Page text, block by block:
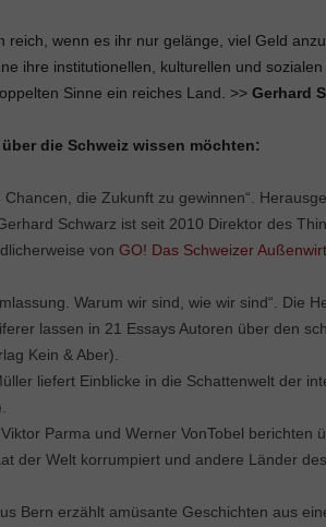
reich, wenn es ihr nur gelänge, viel Geld
ihre institutionellen, kulturellen und
Sinne ein reiches Land. >> Gerhard
die Schweiz wissen möchten:
Chancen, die Zukunft zu gewinnen“.
Schwarz ist seit 2010 Direktor des
von GO! Das Schweizer
Warum wir sind, wie wir sind“. Die
lassen in 21 Essays Autoren über den
Kein & Aber).
liefert Einblicke in die Schattenwelt der
Viktor Parma und Werner VonTobel berichten
der Welt korrumpiert und andere Länder
Bern erzählt amüsante Geschichten aus